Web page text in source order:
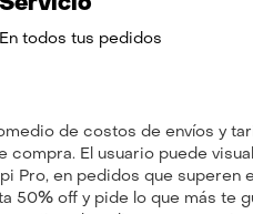
En todos tus pedidos
de costos de envíos y
El usuario puede
Pro, en pedidos que superen
50% off y pide lo que más te